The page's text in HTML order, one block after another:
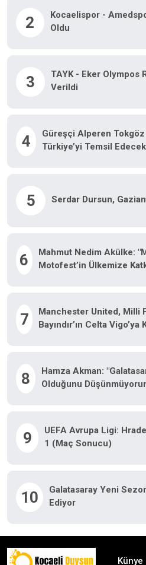
2
Kocaelispor -
Oldu
3
TAYK - Eker Olympos
Verildi
4
Güreşçi Alperen Tokgöz
Türkiye’yi Temsil Edecek
5 Serdar Dursun,
6
Mahmut Nedim Akülke:
Motofest’in Ülkemize
7
Manchester United, Milli
Bayındır’ın Celta Vigo’ya
8
Hamza Akman:
Olduğunu
9
UEFA Avrupa Ligi:
1 (Maç Sonucu)
10
Galatasaray Yeni
Ediyor
Künye